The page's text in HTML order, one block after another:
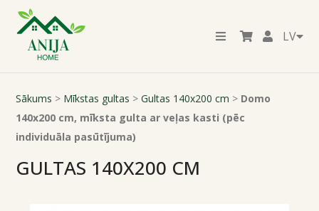
LV
Sākums > Mīkstas gultas >Gultas 140x200 cm > Domo
140x200 cm, mīksta gulta ar veļas kasti (pēc
individuāla pasūtījuma)
GULTAS 140X200 CM